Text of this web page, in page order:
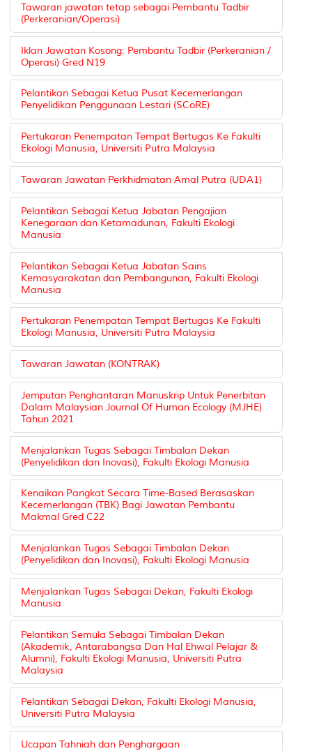
Tawaran jawatan tetap sebagai Pembantu Tadbir
(Perkeranian/Operasi)
Iklan Jawatan Kosong: Pembantu Tadbir (Perkeranian /
Operasi) Gred N19
Pelantikan Sebagai Ketua Pusat Kecemerlangan
Penyelidikan Penggunaan Lestari (SCoRE)
Pertukaran Penempatan Tempat Bertugas Ke Fakulti
Ekologi Manusia, Universiti Putra Malaysia
Tawaran Jawatan Perkhidmatan Amal Putra (UDA1)
Pelantikan Sebagai Ketua Jabatan Pengajian
Kenegaraan dan Ketamadunan, Fakulti Ekologi
Manusia
Pelantikan Sebagai Ketua Jabatan Sains
Kemasyarakatan dan Pembangunan, Fakulti Ekologi
Manusia
Pertukaran Penempatan Tempat Bertugas Ke Fakulti
Ekologi Manusia, Universiti Putra Malaysia
Tawaran Jawatan (KONTRAK)
Jemputan Penghantaran Manuskrip Untuk Penerbitan
Dalam Malaysian Journal Of Human Ecology (MJHE)
Tahun 2021
Menjalankan Tugas Sebagai Timbalan Dekan
(Penyelidikan dan Inovasi), Fakulti Ekologi Manusia
Kenaikan Pangkat Secara Time-Based Berasaskan
Kecemerlangan (TBK) Bagi Jawatan Pembantu
Makmal Gred C22
Menjalankan Tugas Sebagai Timbalan Dekan
(Penyelidikan dan Inovasi), Fakulti Ekologi Manusia
Menjalankan Tugas Sebagai Dekan, Fakulti Ekologi
Manusia
Pelantikan Semula Sebagai Timbalan Dekan
(Akademik, Antarabangsa Dan Hal Ehwal Pelajar &
Alumni), Fakulti Ekologi Manusia, Universiti Putra
Malaysia
Pelantikan Sebagai Dekan, Fakulti Ekologi Manusia,
Universiti Putra Malaysia
Ucapan Tahniah dan Penghargaan